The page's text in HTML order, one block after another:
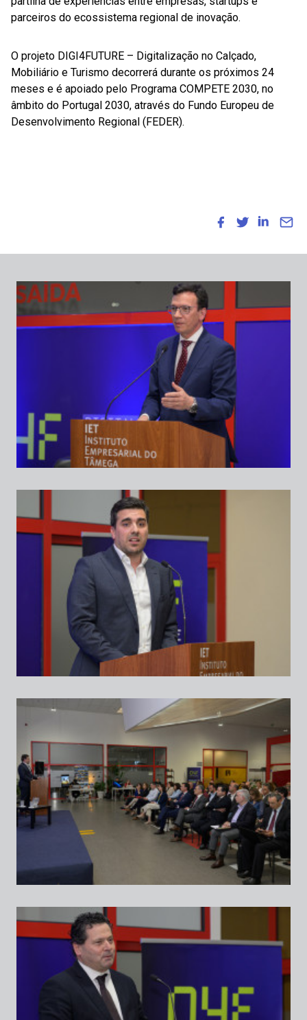
parceiros do ecossistema regional de inovação.
O projeto DIGI4FUTURE – Digitalização no Calçado,
Mobiliário e Turismo decorrerá durante os próximos 24
meses e é apoiado pelo Programa COMPETE 2030, no
âmbito do Portugal 2030, através do Fundo Europeu de
Desenvolvimento Regional (FEDER).